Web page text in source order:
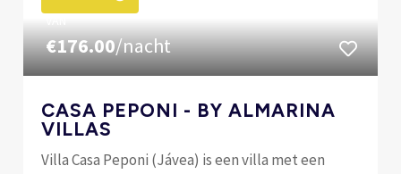
€176.00/nacht
CASA PEPONI - BY ALMARINA
VILLAS
Villa Casa Peponi (Jávea) is een villa met een